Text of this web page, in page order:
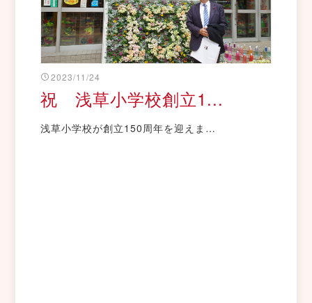
2023/11/24
祝 浅草小学校創立1...
浅草小学校が創立150周年を迎えま…